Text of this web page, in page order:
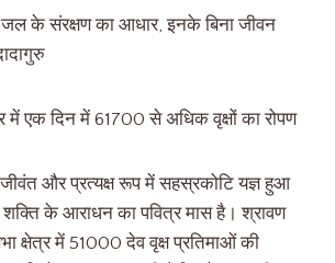
जल के संरक्षण का आधार, इनके बिना जीवन
में एक दिन में 61700 से अधिक वृक्षों का रोपण
और प्रत्यक्ष रूप में सहस्रकोटि यज्ञ हुआ
शक्ति के आराधन का पवित्र मास है। श्रावण
क्षेत्र में 51000 देव वृक्ष प्रतिमाओं की